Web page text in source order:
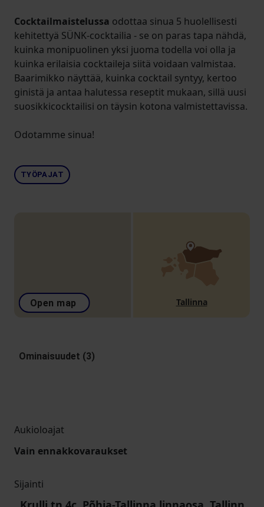
Cocktailmaistelussa odottaa sinua 5 huolellisesti
kehitettyä SÜNK-cocktailia - se on paras tapa nähdä,
kuinka monipuolinen yksi juoma todella voi olla ja
kuinka erilaisia cocktaileja siitä voidaan valmistaa.
Baarimikko näyttää, kuinka cocktail syntyy, kertoo
ginistä ja antaa halutessa reseptit mukaan, sillä uusi
suosikkicocktailisi on täysin kotona valmistettavissa.
Odotamme sinua!
TYÖPAJAT
Open map Tallinna
Ominaisuudet (3)
Aukioloajat
Vain ennakkovaraukset
Sijainti